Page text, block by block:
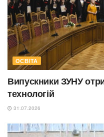
ОСВІТА
Випускники ЗУНУ
технологій
31.07.2026